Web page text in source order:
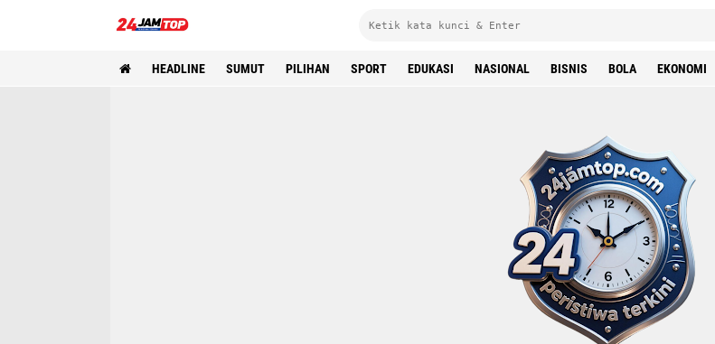
HEADLINE SUMUT PILIHAN SPORT EDUKASI NASIONAL BISNIS BOLA EKONOMI